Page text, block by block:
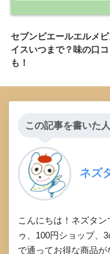
セブンピエールエルメ
イスいつまで？味の口
も！
この記事を書いた人
ネズ
こんにちは！ネズタ
ゥ、100円ショップ、
で通ってお得な商品